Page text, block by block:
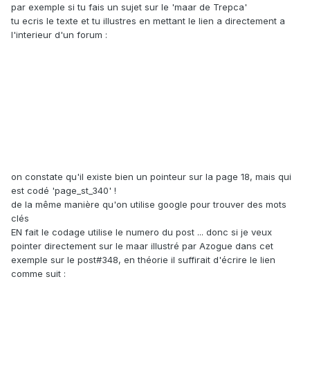
par exemple si tu fais un sujet sur le 'maar de Trepca'
tu ecris le texte et tu illustres en mettant le lien a directement a
l'interieur d'un forum :
on constate qu'il existe bien un pointeur sur la page 18, mais qui
est codé 'page_st_340' !
de la même manière qu'on utilise google pour trouver des mots
clés
EN fait le codage utilise le numero du post ... donc si je veux
pointer directement sur le maar illustré par Azogue dans cet
exemple sur le post#348, en théorie il suffirait d'écrire le lien
comme suit :